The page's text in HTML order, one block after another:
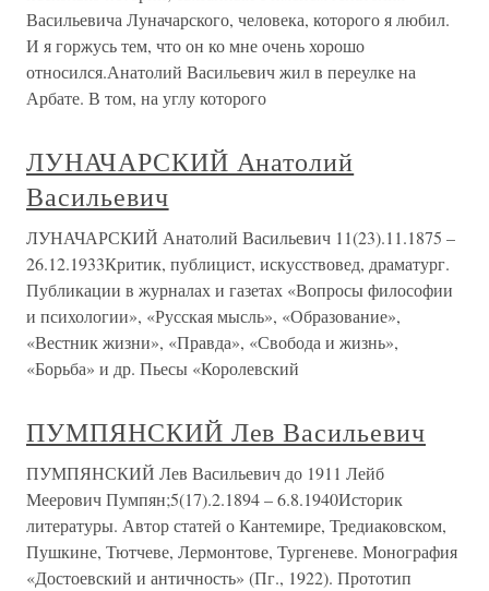
Васильевича Луначарского, человека, которого я любил.
И я горжусь тем, что он ко мне очень хорошо
относился.Анатолий Васильевич жил в переулке на
Арбате. В том, на углу которого
ЛУНАЧАРСКИЙ Анатолий
Васильевич
ЛУНАЧАРСКИЙ Анатолий Васильевич 11(23).11.1875 –
26.12.1933Критик, публицист, искусствовед, драматург.
Публикации в журналах и газетах «Вопросы философии
и психологии», «Русская мысль», «Образование»,
«Вестник жизни», «Правда», «Свобода и жизнь»,
«Борьба» и др. Пьесы «Королевский
ПУМПЯНСКИЙ Лев Васильевич
ПУМПЯНСКИЙ Лев Васильевич до 1911 Лейб
Меерович Пумпян;5(17).2.1894 – 6.8.1940Историк
литературы. Автор статей о Кантемире, Тредиаковском,
Пушкине, Тютчеве, Лермонтове, Тургеневе. Монография
«Достоевский и античность» (Пг., 1922). Прототип